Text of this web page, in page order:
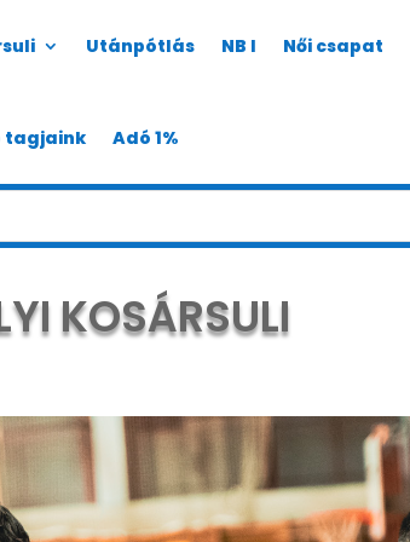
Utánpótlás NB I Női csapat
tagjaink Adó 1%
KOSÁRSULI